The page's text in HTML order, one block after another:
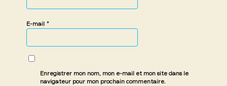
E-mail *
Enregistrer mon nom, mon e-mail et mon site dans le
navigateur pour mon prochain commentaire.